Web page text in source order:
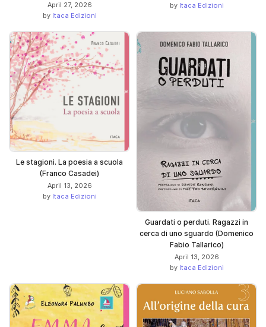
April 27, 2026
by Itaca Edizioni
by Itaca Edizioni
Le stagioni. La poesia a scuola
(Franco Casadei)
April 13, 2026
by Itaca Edizioni
Guardati o perduti. Ragazzi in
cerca di uno sguardo (Domenico
Fabio Tallarico)
April 13, 2026
by Itaca Edizioni